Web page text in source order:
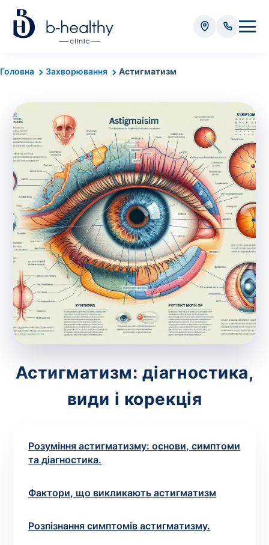
Головна Захворювання Астигматизм
Астигматизм: діагностика,
види і корекція
Розуміння астигматизму: основи, симптоми
та діагностика.
Фактори, що викликають астигматизм
Розпізнання симптомів астигматизму.
Аналізи
Вартість забору крові - 50 грн
Вартість забору біоматеріалу (крім крові) - від
35 грн
Всього: 0 грн
Попередній запис на дослідження не
потрібний. Виняток становлять мазки та
зіскрібки. Взяття біоматеріалу для них
виконує лікар – необхідийзапис до фахівця.
Аналіз вдома